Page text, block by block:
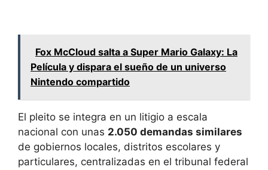
Fox McCloud salta a Super Mario Galaxy: La
Película y dispara el sueño de un universo
Nintendo compartido
El pleito se integra en un litigio a escala
nacional con unas 2.050 demandas similares
de gobiernos locales, distritos escolares y
particulares, centralizadas en el tribunal federal